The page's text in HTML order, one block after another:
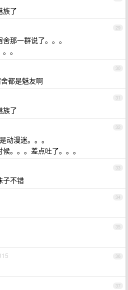
族了
29
那一群说了。。。
。
30
都是魅友啊
31
族了
32
动漫迷。。。
。。。差点吐了。。。
33
子不错
34
35
36
37